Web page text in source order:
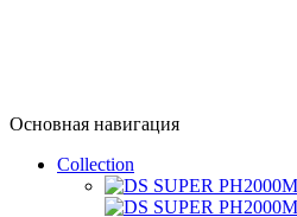
Основная навигация
Collection